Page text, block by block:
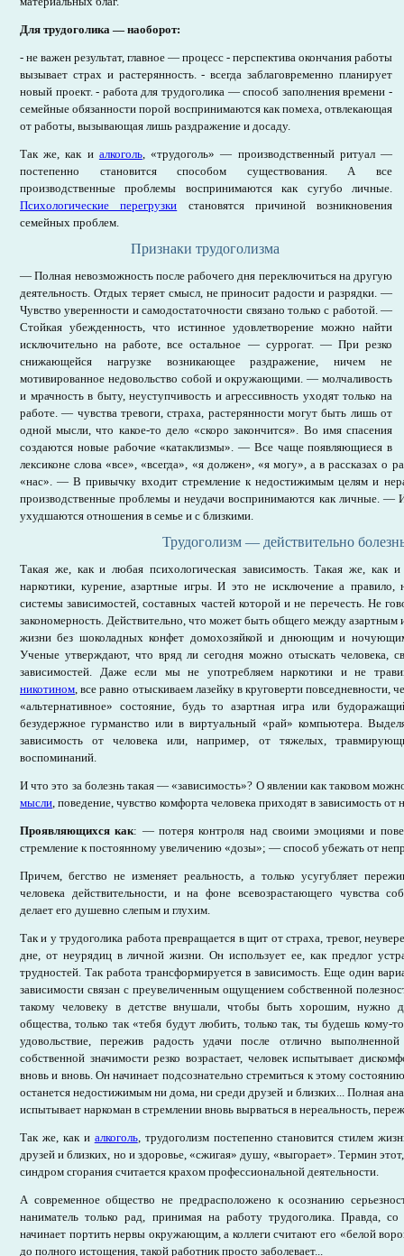
Для трудоголика — наоборот:
- не важен результат, главное — процесс - перспектива окончания работы
вызывает страх и растерянность. - всегда заблаговременно планирует
новый проект. - работа для трудоголика — способ заполнения времени -
семейные обязанности порой воспринимаются как помеха, отвлекающая
от работы, вызывающая лишь раздражение и досаду.
Так же, как и алкоголь, «трудоголь» — производственный ритуал —
постепенно становится способом существования. А все
производственные проблемы воспринимаются как сугубо личные.
Психологические перегрузки становятся причиной возникновения
семейных проблем.
Признаки трудоголизма
— Полная невозможность после рабочего дня переключиться на другую
деятельность. Отдых теряет смысл, не приносит радости и разрядки. —
Чувство уверенности и самодостаточности связано только с работой. —
Стойкая убежденность, что истинное удовлетворение можно найти
исключительно на работе, все остальное — суррогат. — При резко
снижающейся нагрузке возникающее раздражение, ничем не
мотивированное недовольство собой и окружающими. — молчаливость
и мрачность в быту, неуступчивость и агрессивность уходят только на
работе. — чувства тревоги, страха, растерянности могут быть лишь от
одной мысли, что какое-то дело «скоро закончится». Во имя спасения
создаются новые рабочие «катаклизмы». — Все чаще появляющиеся в
лексиконе слова «все», «всегда», «я должен», «я могу», а в рассказах
«нас». — В привычку входит стремление к недостижимым целям и
производственные проблемы и неудачи воспринимаются как личные. —
ухудшаются отношения в семье и с близкими.
Трудоголизм — действительно
Такая же, как и любая психологическая зависимость. Такая же, как и
наркотики, курение, азартные игры. И это не исключение а правило,
системы зависимостей, составных частей которой и не перечесть. Не
закономерность. Действительно, что может быть общего между азартным
жизни без шоколадных конфет домохозяйкой и днюющим и
Ученые утверждают, что вряд ли сегодня можно отыскать человека,
зависимостей. Даже если мы не употребляем наркотики и не
никотином, все равно отыскиваем лазейку в круговерти повседневности,
«альтернативное» состояние, будь то азартная игра или
безудержное гурманство или в виртуальный «рай» компьютера.
зависимость от человека или, например, от тяжелых,
воспоминаний.
И что это за болезнь такая — «зависимость»? О явлении как таковом
мысли, поведение, чувство комфорта человека приходят в зависимость
Проявляющихся как: — потеря контроля над своими эмоциями и
стремление к постоянному увеличению «дозы»; — способ убежать от
Причем, бегство не изменяет реальность, а только усугубляет
человека действительности, и на фоне всевозрастающего чувства
делает его душевно слепым и глухим.
Так и у трудоголика работа превращается в щит от страха, тревог,
дне, от неурядиц в личной жизни. Он использует ее, как предлог
трудностей. Так работа трансформируется в зависимость. Еще один
зависимости связан с преувеличенным ощущением собственной
такому человеку в детстве внушали, чтобы быть хорошим, нужно
общества, только так «тебя будут любить, только так, ты будешь
удовольствие, пережив радость удачи после отлично
собственной значимости резко возрастает, человек испытывает
вновь и вновь. Он начинает подсознательно стремиться к этому
останется недостижимым ни дома, ни среди друзей и близких... Полная
испытывает наркоман в стремлении вновь вырваться в нереальность,
Так же, как и алкоголь, трудоголизм постепенно становится стилем
друзей и близких, но и здоровье, «сжигая» душу, «выгорает». Термин
синдром сгорания считается крахом профессиональной деятельности.
А современное общество не предрасположено к осознанию
наниматель только рад, принимая на работу трудоголика. Правда,
начинает портить нервы окружающим, а коллеги считают его «белой
до полного истощения, такой работник просто заболевает...